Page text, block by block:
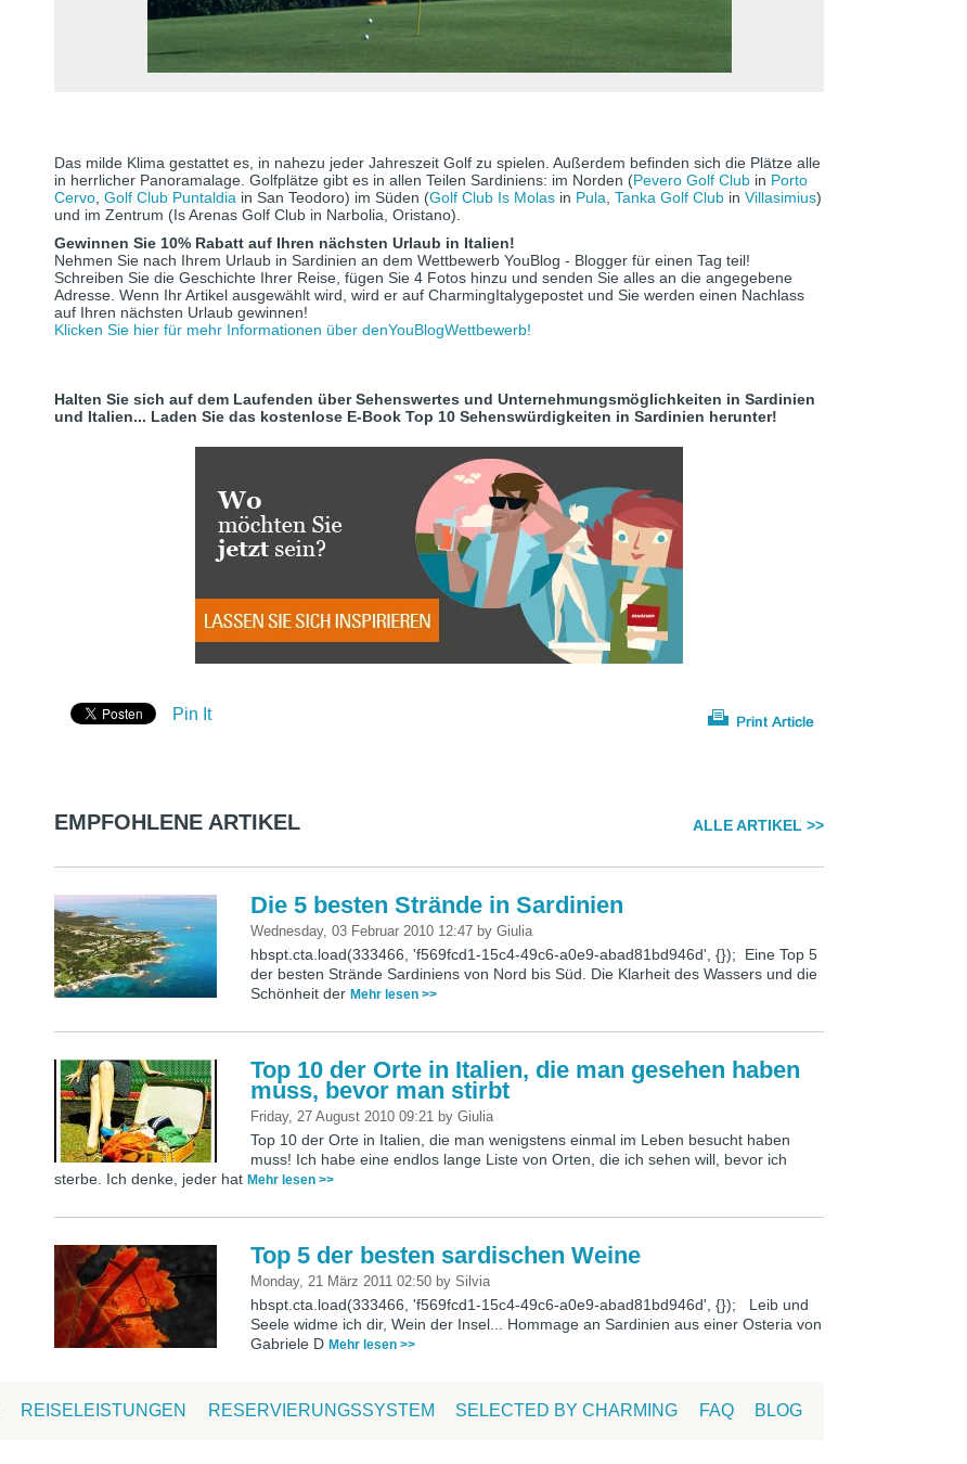
Das milde Klima gestattet es, in nahezu jeder Jahreszeit Golf zu spielen. Außerdem befinden sich die Plätze alle
in herrlicher Panoramalage. Golfplätze gibt es in allen Teilen Sardiniens: im Norden (Pevero Golf Club in Porto
Cervo Golf Club Puntaldia in San Teodoro) im Süden (Golf Club Is Molas in Pula Tanka Golf Club in Villasimius)
und im Zentrum (Is Arenas Golf Club in Narbolia, Oristano).
Gewinnen Sie 10% Rabatt auf Ihren nächsten Urlaub in Italien!
Nehmen Sie nach Ihrem Urlaub in Sardinien an dem Wettbewerb YouBlog - Blogger für einen Tag teil!
Schreiben Sie die Geschichte Ihrer Reise, fügen Sie 4 Fotos hinzu und senden Sie alles an die angegebene
Adresse. Wenn Ihr Artikel ausgewählt wird, wird er auf CharmingItalygepostet und Sie werden einen Nachlass
auf Ihren nächsten Urlaub gewinnen!
Klicken Sie hier für mehr Informationen über denYouBlogWettbewerb!
Halten Sie sich auf dem Laufenden über Sehenswertes und Unternehmungsmöglichkeiten in Sardinien
und Italien... Laden Sie das kostenlose E-Book Top 10 Sehenswürdigkeiten in Sardinien herunter!
Pin It
EMPFOHLENE ARTIKEL ALLE ARTIKEL >>
Die 5 besten Strände in Sardinien
Wednesday, 03 Februar 2010 12:47 byGiulia
hbspt.cta.load(333466, 'f569fcd1-15c4-49c6-a0e9-abad81bd946d', {}); Eine Top 5
der besten Strände Sardiniens von Nord bis Süd. Die Klarheit des Wassers und die
Schönheit derMehr lesen >>
Top 10 der Orte in Italien, die man gesehen haben
muss, bevor man stirbt
Friday, 27 August 2010 09:21 byGiulia
Top 10 der Orte in Italien, die man wenigstens einmal im Leben besucht haben
muss! Ich habe eine endlos lange Liste von Orten, die ich sehen will, bevor ich
sterbe. Ich denke, jeder hat Mehr lesen >>
Top 5 der besten sardischen Weine
Monday, 21 März 2011 02:50 bySilvia
hbspt.cta.load(333466, 'f569fcd1-15c4-49c6-a0e9-abad81bd946d', {}); Leib und
Seele widme ich dir, Wein der Insel... Hommage an Sardinien aus einer Osteria von
Gabriele DMehr lesen >>
REISELEISTUNGEN RESERVIERUNGSSYSTEM SELECTED BY CHARMING FAQ BLOG